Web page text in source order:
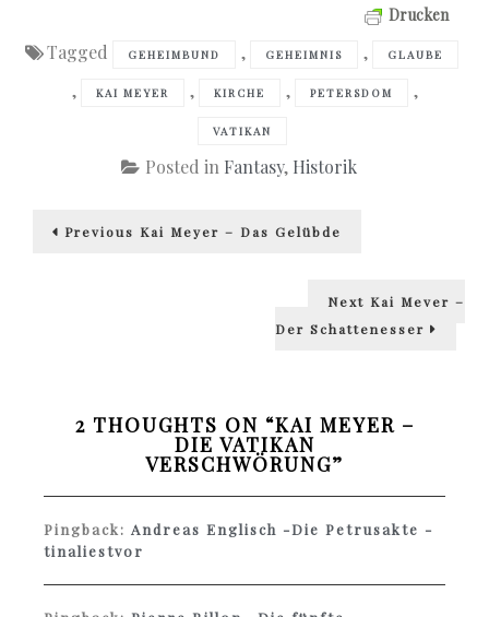
Drucken
Tagged GEHEIMBUND , GEHEIMNIS , GLAUBE
, KAI MEYER , KIRCHE , PETERSDOM ,
VATIKAN
Posted in Fantasy, Historik
Beitragsnavigation
Previous Previous
Kai Meyer – Das Gelübde
Next Next
Kai Meyer –
Der Schattenesser
2 THOUGHTS ON “KAI MEYER –
DIE VATIKAN
VERSCHWÖRUNG”
Pingback:Andreas Englisch -Die Petrusakte -
tinaliestvor